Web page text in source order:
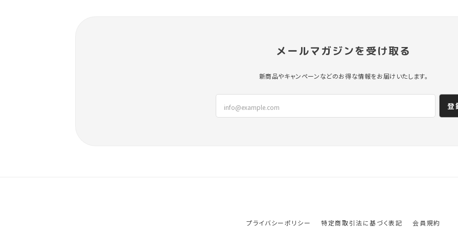
メールマガジンを受け取る
新商品やキャンペーンなどのお得な情報をお届けいたします。
登
プライバシーポリシー 特定商取引法に基づく表記 会員規約